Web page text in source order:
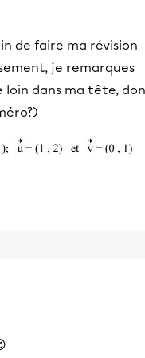
de faire ma révision
je remarques
loin dans ma tête,